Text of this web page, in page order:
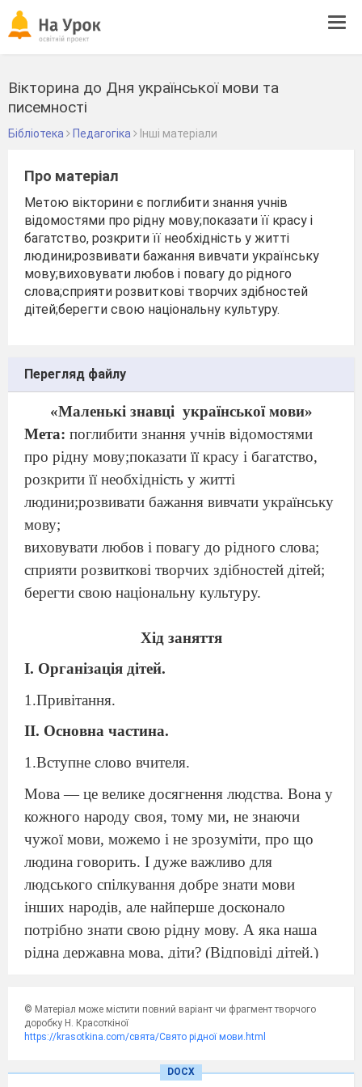
Вікторина до Дня української мови та
писемності
Бібліотека Педагогіка Інші матеріали
Про матеріал
Метою вікторини є поглибити знання учнів
відомостями про рідну мову;показати її красу і
багатство, розкрити її необхідність у житті
людини;розвивати бажання вивчати українську
мову;виховувати любов і повагу до рідного
слова;сприяти розвиткові творчих здібностей
дітей;берегти свою національну культуру.
Перегляд файлу
«Маленькі знавці української мови»
Мета: поглибити знання учнів відомостями
про рідну мову;показати її красу і багатство,
розкрити її необхідність у житті
людини;розвивати бажання вивчати українську
мову;
виховувати любов і повагу до рідного слова;
сприяти розвиткові творчих здібностей дітей;
берегти свою національну культуру.
Хід заняття
І. Організація дітей.
1.Привітання.
ІІ. Основна частина.
1.Вступне слово вчителя.
Мова — це велике досягнення людства. Вона у
кожного народу своя, тому ми, не знаючи
чужої мови, можемо і не зрозуміти, про що
людина говорить. І дуже важливо для
людського спілкування добре знати мови
інших народів, але найперше досконало
потрібно знати свою рідну мову. А яка наша
рідна державна мова, діти? (Відповіді дітей.)
свою рідну мову ми всі повинні дуже добре
знати, розмовляти нею чисто і правильно, тому
що кожна людина, яка себе поважає, повинна
© Матеріал може містити повний варіант чи фрагмент творчого
доробку Н. Красоткіної
https://krasotkina.com/свята/Свято рідної мови.html
DOCX